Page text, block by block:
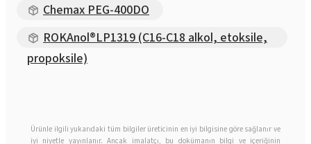
Chemax PEG-400DO
ROKAnol®LP1319 (C16-C18 alkol, etoksile,
propoksile)
Ürünle ilgili yukarıdaki tüm bilgiler üreticinin en iyi bilgisine göre sağlanır ve
iyi niyetle yayınlanır. Ancak imalatçı, bu dokümanın bilgi ve içeriğinin